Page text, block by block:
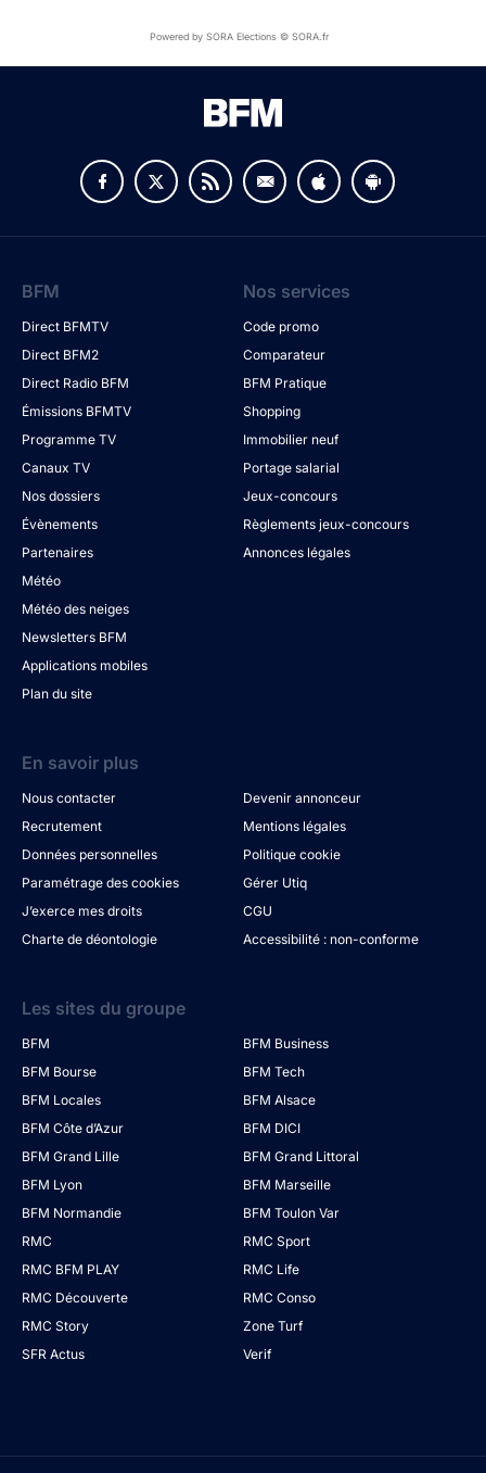
Powered by SORA Elections © SORA.fr
BFM
Direct BFMTV
Direct BFM2
Direct Radio BFM
Émissions BFMTV
Programme TV
Canaux TV
Nos dossiers
Évènements
Partenaires
Météo
Météo des neiges
Newsletters BFM
Applications mobiles
Plan du site
Nos services
Code promo
Comparateur
BFM Pratique
Shopping
Immobilier neuf
Portage salarial
Jeux-concours
Règlements jeux-concours
Annonces légales
En savoir plus
Nous contacter
Devenir annonceur
Recrutement
Mentions légales
Données personnelles
Politique cookie
Paramétrage des cookies
Gérer Utiq
J’exerce mes droits
CGU
Charte de déontologie
Accessibilité : non-conforme
Les sites du groupe
BFM
BFM Business
BFM Bourse
BFM Tech
BFM Locales
BFM Alsace
BFM Côte d’Azur
BFM DICI
BFM Grand Lille
BFM Grand Littoral
BFM Lyon
BFM Marseille
BFM Normandie
BFM Toulon Var
RMC
RMC Sport
RMC BFM PLAY
RMC Life
RMC Découverte
RMC Conso
RMC Story
Zone Turf
SFR Actus
Verif